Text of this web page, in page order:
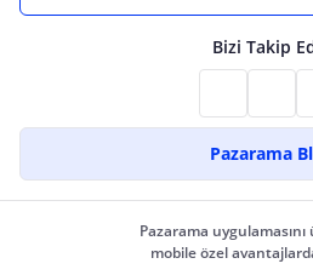
Bizi Takip
Pazarama
Pazarama
mobile özel